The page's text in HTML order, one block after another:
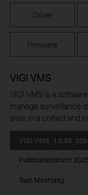
Driver
Firmware
VIGI VMS
VIGI VMS is a
manage surveillance
sites in a unified and
VIGI
Publicatiedatum:
Taal: Meertalig